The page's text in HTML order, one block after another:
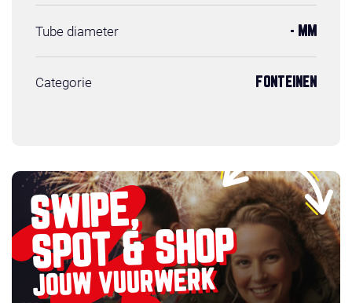
Tube diameter - MM
Categorie FONTEINEN
SWIPE,
SPOT & SHOP
JOUW VUURWERK